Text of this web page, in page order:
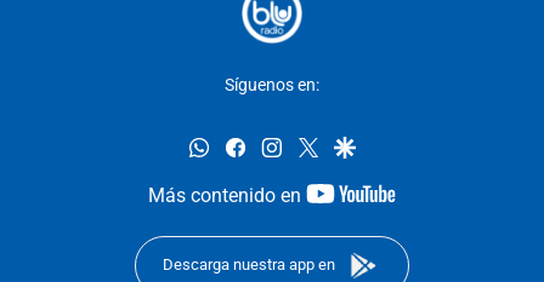
Síguenos en:
whatsappfacebookinstagram
twittergoogle
Más contenido en
youtube-
Descarga nuestra app en